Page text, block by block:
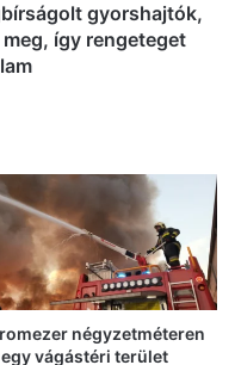
gyorshajtók,
így rengeteget
négyzetméteren
vágástéri terület